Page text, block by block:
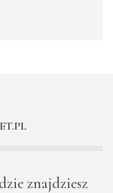
znajdziesz